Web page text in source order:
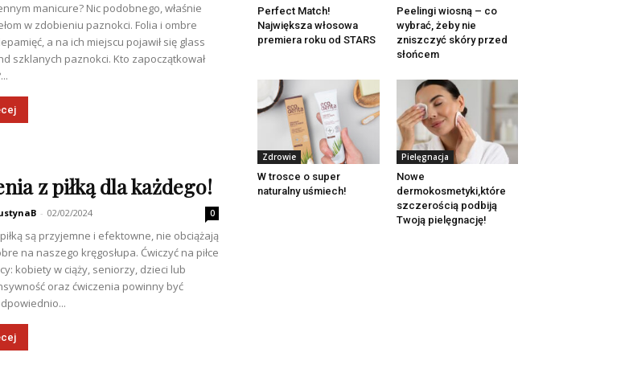
manicure? Nic podobnego, właśnie
w zdobieniu paznokci. Folia i ombre
a na ich miejscu pojawił się glass
szklanych paznokci. Kto zapoczątkował
z piłką dla każdego!
- 02/02/2024 0
są przyjemne i efektowne, nie obciążają
na naszego kręgosłupa. Ćwiczyć na piłce
kobiety w ciąży, seniorzy, dzieci lub
oraz ćwiczenia powinny być
Perfect Match!
Największa włosowa
premiera roku od STARS
Peelingi wiosną – co
wybrać, żeby nie
zniszczyć skóry przed
słońcem
Zdrowie
W trosce o super
naturalny uśmiech!
Pielęgnacja
Nowe
dermokosmetyki,które
szczerością podbiją
Twoją pielęgnację!